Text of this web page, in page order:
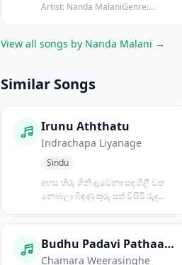
Artist: Nanda MalaniGenre:
View all songs by Nanda Malani →
Similar Songs
Irunu Aththatu
Indrachapa Liyanage
Sindu
අහස හිරු ගිනි දැවෙනා සඳ ගිලී වත
නොබලා බිඳුණු තුරු පත් විසිරී රුදු
Budhu Padavi Pathaagena
Chamara Weerasinghe